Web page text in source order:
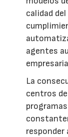
calidad
agentes
La
centros
responder